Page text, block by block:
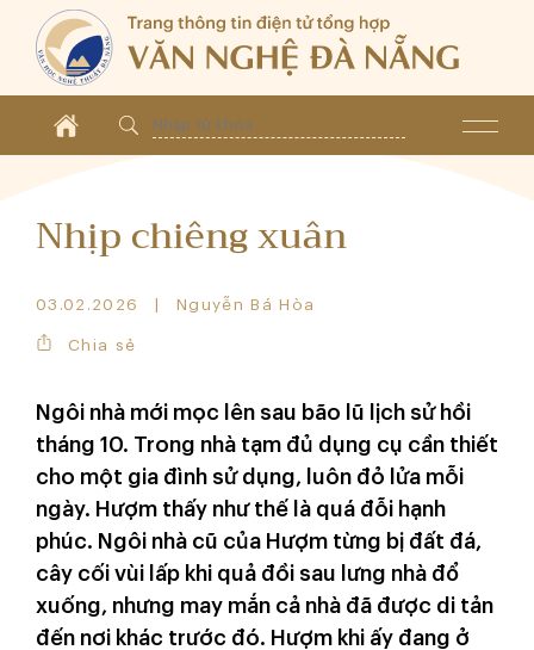
Nhịp chiêng xuân
03.02.2026 Nguyễn Bá Hòa
Chia sẻ
Ngôi nhà mới mọc lên sau bão lũ lịch sử hồi
tháng 10. Trong nhà tạm đủ dụng cụ cần thiết
cho một gia đình sử dụng, luôn đỏ lửa mỗi
ngày. Hượm thấy như thế là quá đỗi hạnh
phúc. Ngôi nhà cũ của Hượm từng bị đất đá,
cây cối vùi lấp khi quả đồi sau lưng nhà đổ
xuống, nhưng may mắn cả nhà đã được di tản
đến nơi khác trước đó. Hượm khi ấy đang ở